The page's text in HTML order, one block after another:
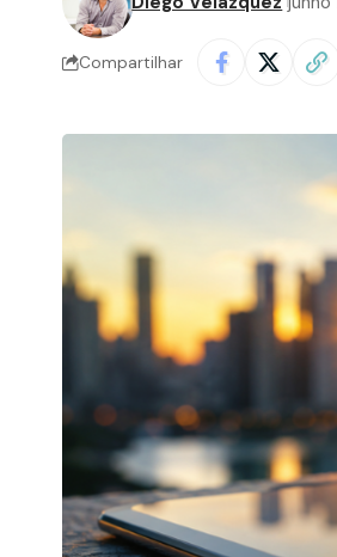
Compartilhar